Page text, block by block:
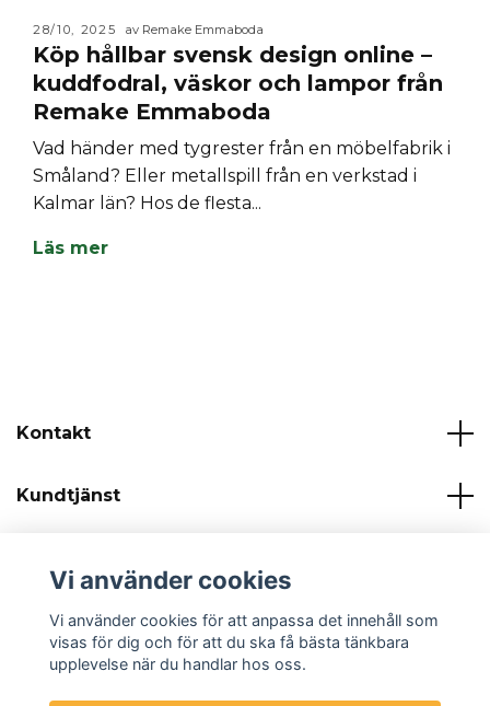
28/10, 2025 av Remake Emmaboda
Köp hållbar svensk design online –
kuddfodral, väskor och lampor från
Remake Emmaboda
Vad händer med tygrester från en möbelfabrik i
Småland? Eller metallspill från en verkstad i
Kalmar län? Hos de flesta...
Läs mer
Kontakt
Kundtjänst
Sociala medier
Vi använder cookies
Vi använder cookies för att anpassa det innehåll som
visas för dig och för att du ska få bästa tänkbara
upplevelse när du handlar hos oss.